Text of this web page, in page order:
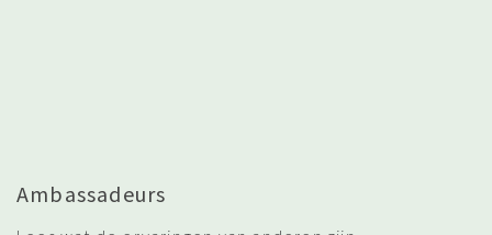
Ambassadeurs